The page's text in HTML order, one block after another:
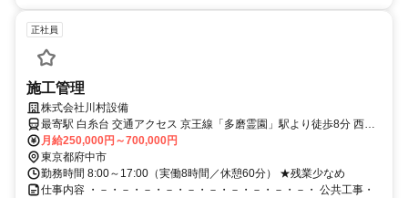
正社員
施工管理
株式会社川村設備
最寄駅 白糸台 交通アクセス 京王線「多磨霊園」駅より徒歩8分 西武
多摩川線「白糸台」駅より徒歩5分
月給250,000円～700,000円
東京都府中市
勤務時間 8:00～17:00（実働8時間／休憩60分） ★残業少なめ
仕事内容 ・－・－・－・－・－・－・－・－・－・－・ 公共工事・